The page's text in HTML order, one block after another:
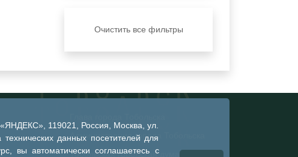
119021, Россия, Москва, ул.
данных посетителей для
вы автоматически соглашаетесь с
Очистить все фильтры
Администрация города Тобольска
Тобольская городская дума